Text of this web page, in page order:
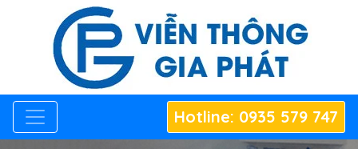
Hotline: 0935 579 747